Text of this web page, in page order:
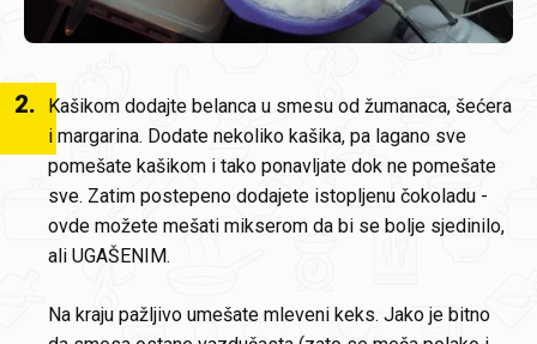
2.
Kašikom dodajte belanca u smesu od žumanaca, šećera
i margarina. Dodate nekoliko kašika, pa lagano sve
pomešate kašikom i tako ponavljate dok ne pomešate
sve. Zatim postepeno dodajete istopljenu čokoladu -
ovde možete mešati mikserom da bi se bolje sjedinilo,
ali UGAŠENIM.
Na kraju pažljivo umešate mleveni keks. Jako je bitno